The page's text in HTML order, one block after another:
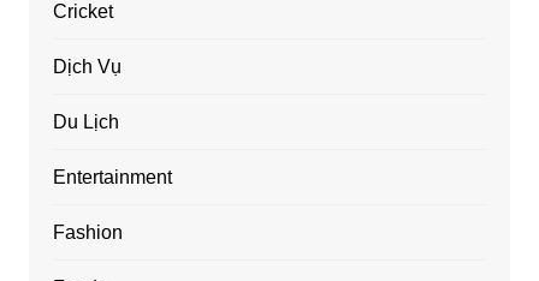
Cricket
Dịch Vụ
Du Lịch
Entertainment
Fashion